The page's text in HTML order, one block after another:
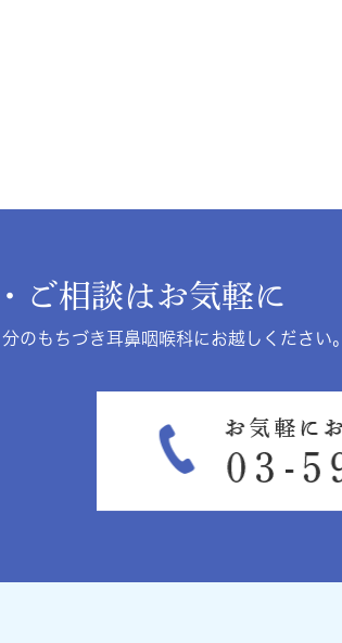
ご相談はお気軽に
のもちづき耳鼻咽喉科にお越しください。